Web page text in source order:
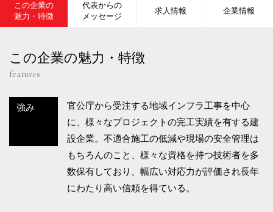
この企業の
魅力・特徴
代表からの
メッセージ
求人情報 企業情報
この企業の魅力・特徴
features
強み
官公庁から受注する地域インフラ工事を中心
に、様々なプロジェクトの完工実績を有する建
設企業。不適合施工の低減や現場の安全管理は
もちろんのこと、様々な資格を持つ技術者を多
数保有しており、幅広い対応力が評価され長年
にわたり高い信頼を得ている。